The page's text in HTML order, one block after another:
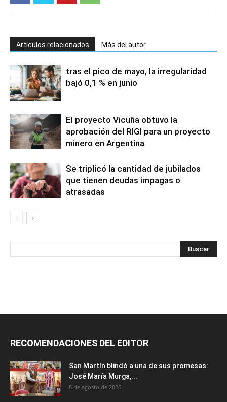
Artículos relacionados Más del autor
tras el pico de mayo, la irregularidad
bajó 0,1 % en junio
El proyecto Vicuña obtuvo la
aprobación del RIGI para un proyecto
minero en Argentina
Se triplicó la cantidad de jubilados
que tienen deudas impagas o
atrasadas
RECOMENDACIONES DEL EDITOR
San Martín blindó a una de sus promesas:
José María Murga,...
8 de agosto de 2026